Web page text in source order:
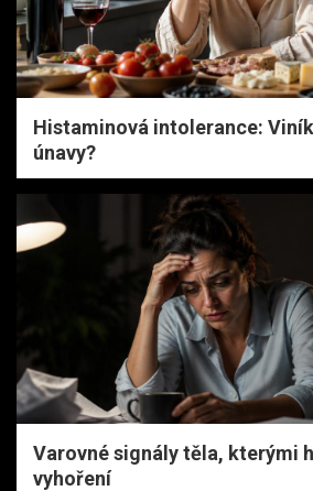
Histaminová intolerance:
únavy?
Varovné signály těla, kterými
vyhoření